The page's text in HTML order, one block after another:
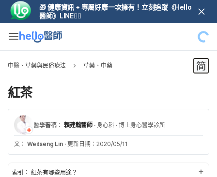
🎁 健康資訊 + 專屬好康一次擁有！立刻追蹤《Hello
醫師》LINE👆🏼
中醫、草藥與民俗療法 草藥、中藥
紅茶
醫學審稿： 賴建翰醫師 · 身心科 · 博士身心醫學診所
文： Weitseng Lin · 更新日期：2020/05/11
索引： 紅茶有哪些用途？